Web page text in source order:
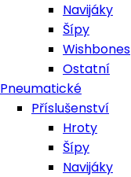
Navijáky
Šípy
Wishbones
Ostatní
Pneumatické
Příslušenství
Hroty
Šípy
Navijáky